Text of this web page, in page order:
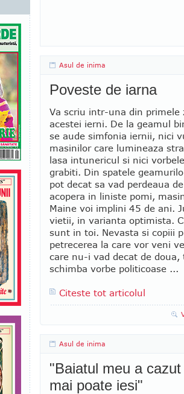
Asul de inima
Poveste de iarna
Va scriu intr-una din primele
acestei ierni. De la geamul
se aude simfonia iernii, nici
masinilor care lumineaza
lasa intunericul si nici
grabiti. Din spatele
pot decat sa vad perdeaua
acopera in liniste pomi,
Maine voi implini 45 de ani.
vietii, in varianta optimista.
sunt in toi. Nevasta si copiii
petrecerea la care vor veni
care nu-i vad decat de
schimba vorbe politicoase ...
Citeste tot articolul
Asul de inima
"Baiatul meu a
mai poate iesi"